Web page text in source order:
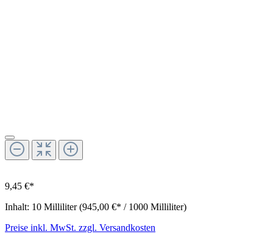
9,45 €*
Inhalt: 10 Milliliter(945,00 €* / 1000 Milliliter)
Preise inkl. MwSt. zzgl. Versandkosten